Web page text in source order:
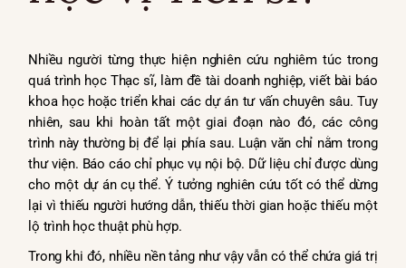
Nhiều người từng thực hiện nghiên cứu nghiêm túc trong
quá trình học Thạc sĩ, làm đề tài doanh nghiệp, viết bài báo
khoa học hoặc triển khai các dự án tư vấn chuyên sâu. Tuy
nhiên, sau khi hoàn tất một giai đoạn nào đó, các công
trình này thường bị để lại phía sau. Luận văn chỉ nằm trong
thư viện. Báo cáo chỉ phục vụ nội bộ. Dữ liệu chỉ được dùng
cho một dự án cụ thể. Ý tưởng nghiên cứu tốt có thể dừng
lại vì thiếu người hướng dẫn, thiếu thời gian hoặc thiếu một
lộ trình học thuật phù hợp.
Trong khi đó, nhiều nền tảng như vậy vẫn có thể chứa giá trị